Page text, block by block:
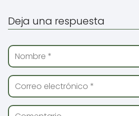
Deja una respuesta